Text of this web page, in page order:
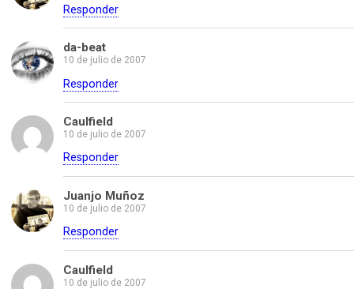
Responder
da-beat
10 de julio de 2007
Responder
Caulfield
10 de julio de 2007
Responder
Juanjo Muñoz
10 de julio de 2007
Responder
Caulfield
10 de julio de 2007